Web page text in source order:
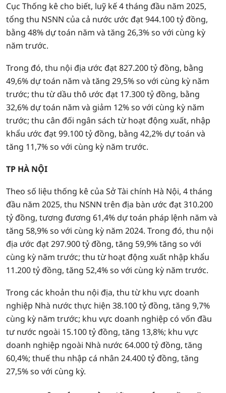
Cục Thống kê cho biết, luỹ kế 4 tháng đầu năm 2025,
tổng thu NSNN của cả nước ước đạt 944.100 tỷ đồng,
bằng 48% dự toán năm và tăng 26,3% so với cùng kỳ
năm trước.
Trong đó, thu nội địa ước đạt 827.200 tỷ đồng, bằng
49,6% dự toán năm và tăng 29,5% so với cùng kỳ năm
trước; thu từ dầu thô ước đạt 17.300 tỷ đồng, bằng
32,6% dự toán năm và giảm 12% so với cùng kỳ năm
trước; thu cân đối ngân sách từ hoạt động xuất, nhập
khẩu ước đạt 99.100 tỷ đồng, bằng 42,2% dự toán và
tăng 11,7% so với cùng kỳ năm trước.
TP HÀ NỘI
Theo số liệu thống kê của Sở Tài chính Hà Nội, 4 tháng
đầu năm 2025, thu NSNN trên địa bàn ước đạt 310.200
tỷ đồng, tương đương 61,4% dự toán pháp lệnh năm và
tăng 58,9% so với cùng kỳ năm 2024. Trong đó, thu nội
địa ước đạt 297.900 tỷ đồng, tăng 59,9% tăng so với
cùng kỳ năm trước; thu từ hoạt động xuất nhập khẩu
11.200 tỷ đồng, tăng 52,4% so với cùng kỳ năm trước.
Trong các khoản thu nội địa, thu từ khu vực doanh
nghiệp Nhà nước thực hiện 38.100 tỷ đồng, tăng 9,7%
cùng kỳ năm trước; khu vực doanh nghiệp có vốn đầu
tư nước ngoài 15.100 tỷ đồng, tăng 13,8%; khu vực
doanh nghiệp ngoài Nhà nước 64.000 tỷ đồng, tăng
60,4%; thuế thu nhập cá nhân 24.400 tỷ đồng, tăng
27,5% so với cùng kỳ.